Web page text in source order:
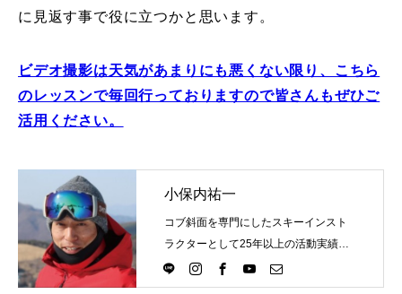
に見返す事で役に立つかと思います。
ビデオ撮影は天気があまりにも悪くない限り、こちら
のレッスンで毎回行っておりますので皆さんもぜひご
活用ください。
小保内祐一
コブ斜面を専門にしたスキーインスト
ラクターとして25年以上の活動実績。
Directlineスキースクール代表として、
スキーインストラクターが職業選択の